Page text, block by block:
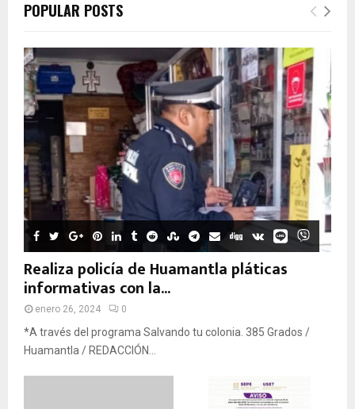
POPULAR POSTS
Realiza policía de Huamantla pláticas
informativas con la...
enero 26, 2024 0
*A través del programa Salvando tu colonia. 385 Grados /
Huamantla / REDACCIÓN...